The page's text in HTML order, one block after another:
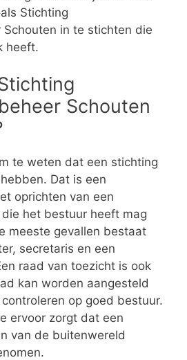
Stichting
Schouten in te stichten die
heeft.
Schouten
te weten dat een stichting
Dat is een
oprichten van een
het bestuur heeft mag
meeste gevallen bestaat
secretaris en een
raad van toezicht is ook
kan worden aangesteld
op goed bestuur.
ervoor zorgt dat een
van de buitenwereld